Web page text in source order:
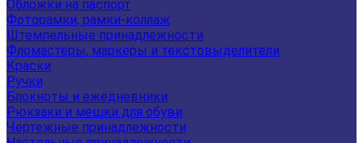
Обложки на паспорт
Фоторамки, рамки-коллаж
Штемпельные принадлежности
Фломастеры, маркеры и текстовыделители
Краски
Ручки
Блокноты и ежедневники
Рюкзаки и мешки для обуви
Чертежные принадлежности